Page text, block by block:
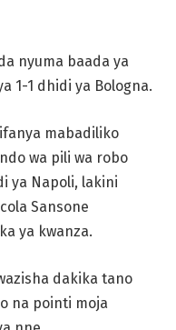
nyuma baada ya
1-1 dhidi ya Bologna.
mabadiliko
wa pili wa robo
ya Napoli, lakini
Sansone
ya kwanza.
dakika tano
na pointi moja